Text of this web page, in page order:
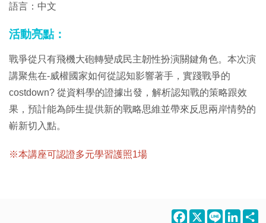
語言：中文
活動亮點：
戰爭從只有飛機大砲轉變成民主韌性扮演關鍵角色。本次演
講聚焦在-威權國家如何從認知影響著手，實踐戰爭的
costdown? 從資料學的證據出發，解析認知戰的策略跟效
果，預計能為師生提供新的戰略思維並帶來反思兩岸情勢的
嶄新切入點。
※本講座可認證多元學習護照1場
Facebook
X Line